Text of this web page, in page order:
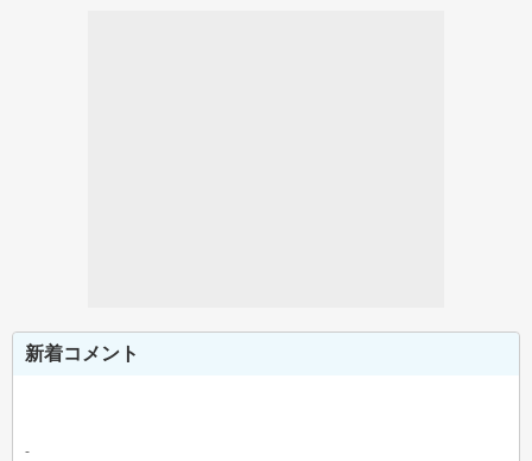
新着コメント
-